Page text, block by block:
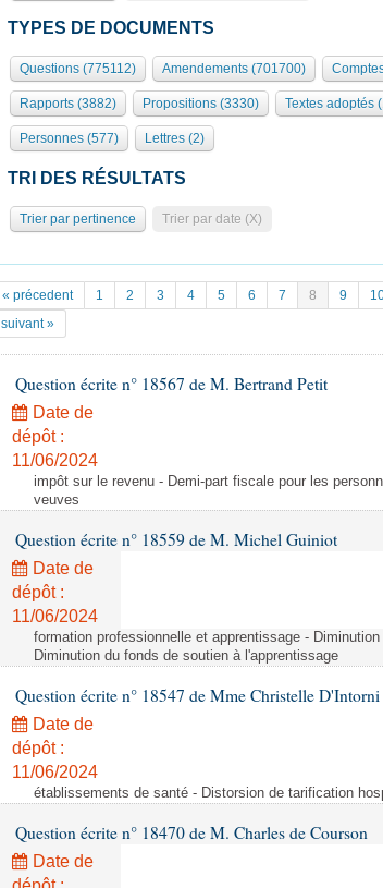
TYPES DE DOCUMENTS
Questions (775112) Amendements (701700)
Rapports (3882) Propositions (3330) Textes adoptés
Personnes (577) Lettres (2)
TRI DES RÉSULTATS
Trier par pertinence Trier par date (X)
« précedent 1 2 3 4 5 6 7 8 9
suivant »
Question écrite n° 18567 de M. Bertrand Petit
Date de
dépôt :
11/06/2024
impôt sur le revenu - Demi-part fiscale pour les
veuves
Question écrite n° 18559 de M. Michel Guiniot
Date de
dépôt :
11/06/2024
formation professionnelle et apprentissage -
Diminution du fonds de soutien à l'apprentissage
Question écrite n° 18547 de Mme Christelle D'Intorni
Date de
dépôt :
11/06/2024
établissements de santé - Distorsion de tarification
Question écrite n° 18470 de M. Charles de Courson
Date de